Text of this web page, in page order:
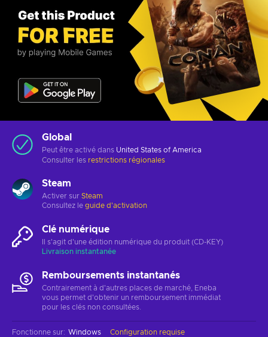
Global
Peut être activé dans United States of America
Consulter les restrictions régionales
Steam
Activer sur Steam
Consultez le guide d'activation
Clé numérique
Il s'agit d'une édition numérique du produit (CD-KEY)
Livraison instantanée
Remboursements instantanés
Contrairement à d'autres places de marché, Eneba
vous permet d'obtenir un remboursement immédiat
pour les clés non consultées.
Fonctionne sur: Windows Configuration requise